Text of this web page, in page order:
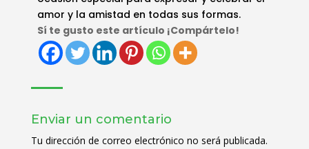
amor y la amistad en todas sus formas.
Sí te gusto este artículo ¡Compártelo!
Enviar un comentario
Tu dirección de correo electrónico no será publicada.